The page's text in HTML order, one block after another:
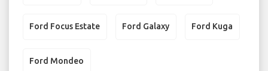
Ford Focus Estate Ford Galaxy Ford Kuga
Ford Mondeo